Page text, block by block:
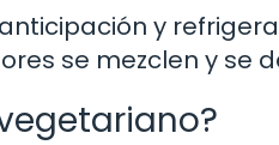
y
se mezclen y se